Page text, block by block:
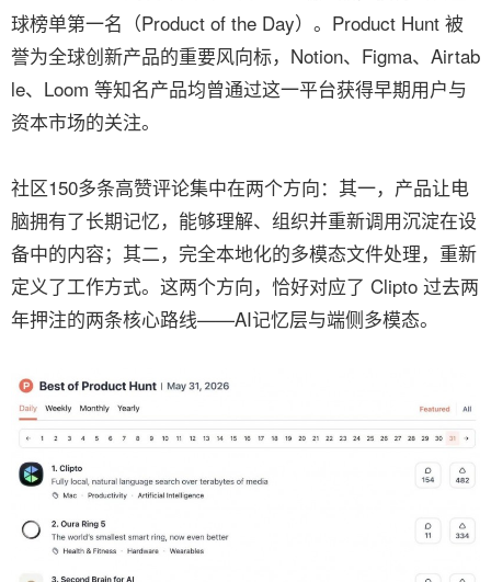
球榜单第一名（Product of the Day）。Product Hunt 被
誉为全球创新产品的重要风向标，Notion、Figma、Airtab
le、Loom 等知名产品均曾通过这一平台获得早期用户与
资本市场的关注。
社区150多条高赞评论集中在两个方向：其一，产品让电
脑拥有了长期记忆，能够理解、组织并重新调用沉淀在设
备中的内容；其二，完全本地化的多模态文件处理，重新
定义了工作方式。这两个方向，恰好对应了 Clipto 过去两
年押注的两条核心路线——AI记忆层与端侧多模态。